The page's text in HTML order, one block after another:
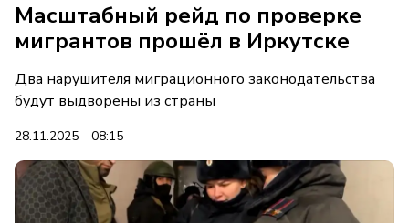
Масштабный рейд по проверке
мигрантов прошёл в Иркутске
Два нарушителя миграционного законодательства
будут выдворены из страны
28.11.2025 - 08:15